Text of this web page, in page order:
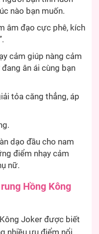
nào bạn muốn.
âm đạo cực phê, kích
cảm giúp nàng cảm
ân ái cùng bạn
tỏa căng thẳng, áp
dạo đầu cho nam
điểm nhạy cảm
nữ.
Hồng Kông
Joker được biết